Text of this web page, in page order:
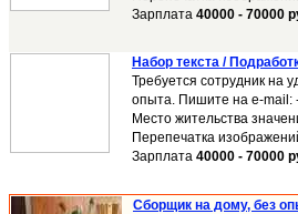
Зарплата 40000 - 70000
Набор текста /
Требуется сотрудник на
опыта. Пишите на e-mail:
Место жительства
Перепечатка
Зарплата 40000 - 70000
Сборщик на дому, без